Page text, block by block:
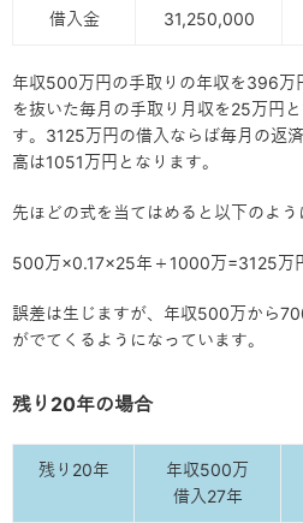
借入金 31,250,000
年収500万円の手取りの年収を396万
を抜いた毎月の手取り月収を25万円
す。3125万円の借入ならば毎月の返
高は1051万円となります。
先ほどの式を当てはめると以下のよう
500万×0.17×25年＋1000万=3125万
誤差は生じますが、年収500万から
がでてくるようになっています。
残り20年の場合
残り20年
年収500万
借入27年